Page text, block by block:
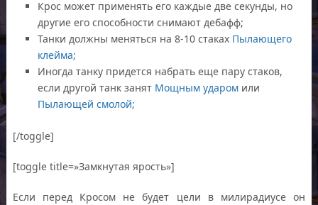
Крос может применять его каждые две секунды, но
другие его способности снимают дебафф;
Танки должны меняться на 8-10 стаках Пылающего
клейма;
Иногда танку придется набрать еще пару стаков,
если другой танк занят Мощным ударом или
Пылающей смолой;
[/toggle]
[toggle title=»Замкнутая ярость»]
Если перед Кросом не будет цели в милирадиусе он